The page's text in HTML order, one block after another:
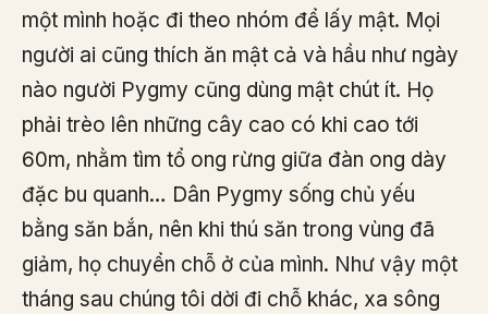
một mình hoặc đi theo nhóm để lấy mật. Mọi
người ai cũng thích ăn mật cả và hầu như ngày
nào người Pygmy cũng dùng mật chút ít. Họ
phải trèo lên những cây cao có khi cao tới
60m, nhằm tìm tổ ong rừng giữa đàn ong dày
đặc bu quanh… Dân Pygmy sống chủ yếu
bằng săn bắn, nên khi thú săn trong vùng đã
giảm, họ chuyển chỗ ở của mình. Như vậy một
tháng sau chúng tôi dời đi chỗ khác, xa sông